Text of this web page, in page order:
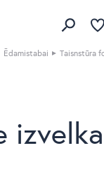
Meklēt
Ēdamistabai Taisnstūra